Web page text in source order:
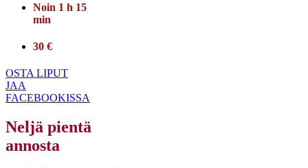
Noin 1 h 15
min
30 €
OSTA LIPUT
JAA
FACEBOOKISSA
Neljä pientä
annosta